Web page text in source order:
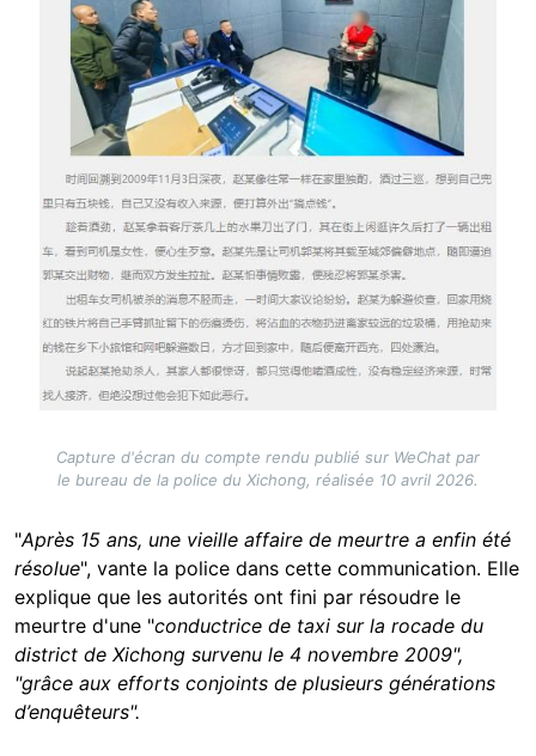
Capture d'écran du compte rendu publié sur WeChat par
le bureau de la police du Xichong, réalisée 10 avril 2026.
"Après 15 ans, une vieille affaire de meurtre a enfin été
résolue", vante la police dans cette communication. Elle
explique que les autorités ont fini par résoudre le
meurtre d'une "conductrice de taxi sur la rocade du
district de Xichong survenu le 4 novembre 2009",
"grâce aux efforts conjoints de plusieurs générations
d’enquêteurs".